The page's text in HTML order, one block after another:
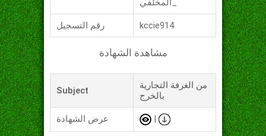
رقم التسجيل kccie914
مشاهدة الشهادة
Subject
من الغرفة التجارية
بالخرج
عرض الشهادة